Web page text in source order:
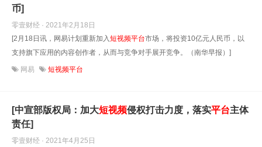
币]
零壹财经 · 2021年2月18日
[2月18日讯，网易计划重新加入短视频平台市场，将投资10亿元人民币，以
支持旗下应用的内容创作者，从而与竞争对手展开竞争。（南华早报）]
网易 短视频平台
[中宣部版权局：加大短视频侵权打击力度，落实平台主体
责任]
零壹财经 · 2021年4月25日